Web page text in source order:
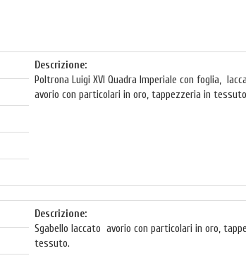
Descrizione:
Poltrona Luigi XVI Quadra Imperiale con foglia,
avorio con particolari in oro, tappezzeria in
Descrizione:
Sgabello laccato avorio con particolari in oro,
tessuto.